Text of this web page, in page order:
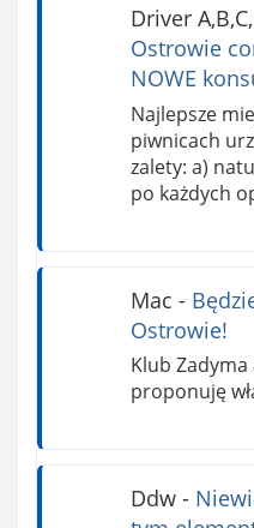
Driver
Ostrowie
NOWE
Najlepsze
piwnicach
zalety: a)
po każdych
Mac -
Ostrowie!
Klub
proponuję
Ddw-